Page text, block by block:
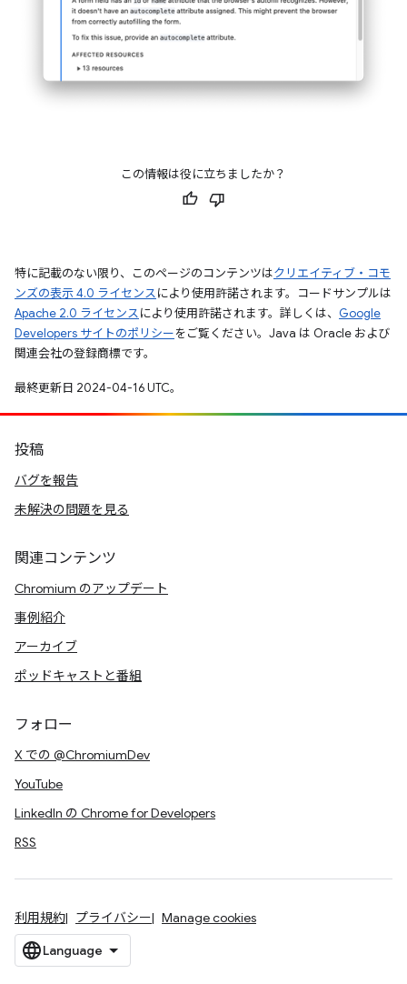
この情報は役に立ちましたか？
特に記載のない限り、このページのコンテンツはクリエイティブ・コモ
ンズの表示 4.0 ライセンスにより使用許諾されます。コードサンプルは
Apache 2.0 ライセンスにより使用許諾されます。詳しくは、 Google
Developers サイトのポリシーをご覧ください。Java は Oracle および
関連会社の登録商標です。
最終更新日 2024-04-16 UTC。
投稿
バグを報告
未解決の問題を見る
関連コンテンツ
Chromium のアップデート
事例紹介
アーカイブ
ポッドキャストと番組
フォロー
X での @ChromiumDev
YouTube
LinkedIn の Chrome for Developers
RSS
利用規約 プライバシー Manage cookies